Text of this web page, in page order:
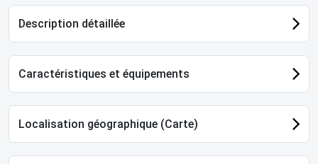
Description détaillée
Caractéristiques et équipements
Localisation géographique (Carte)